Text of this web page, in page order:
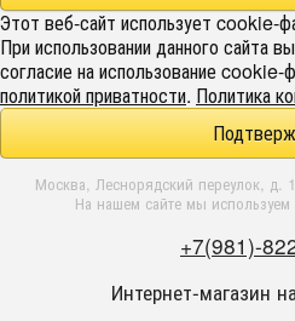
Этот веб-сайт использует cookie-
При использовании данного сайта
согласие на использование
политикой приватности. Политика
Москва, Леснорядский переулок,
На нашем сайте мы
+7(981)-
Интернет-магазин